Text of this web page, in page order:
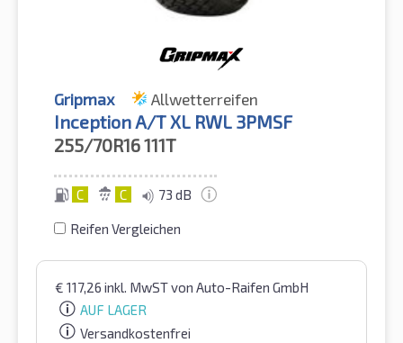
Gripmax Allwetterreifen
Inception A/T XL RWL 3PMSF
255/70R16111T
C C 73 dB
Reifen Vergleichen
€ 117,26 inkl. MwSTvon Auto-Raifen GmbH
AUF LAGER
Versandkostenfrei